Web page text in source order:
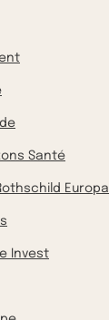
Santé
Europa
Invest